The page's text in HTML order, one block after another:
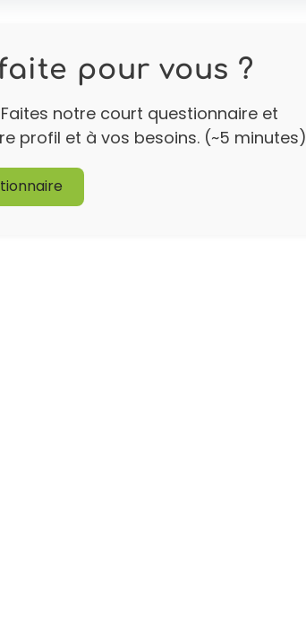
pour vous ?
notre court questionnaire et
profil et à vos besoins. (~5 minutes)